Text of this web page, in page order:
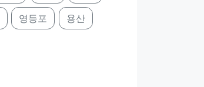
영등포 용산